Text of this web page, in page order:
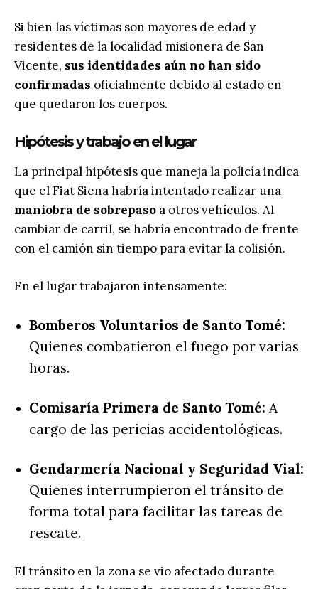
Si bien las víctimas son mayores de edad y
residentes de la localidad misionera de San
Vicente, sus identidades aún no han sido
confirmadas oficialmente debido al estado en
que quedaron los cuerpos.
Hipótesis y trabajo en el lugar
La principal hipótesis que maneja la policía indica
que el Fiat Siena habría intentado realizar una
maniobra de sobrepaso a otros vehículos. Al
cambiar de carril, se habría encontrado de frente
con el camión sin tiempo para evitar la colisión.
En el lugar trabajaron intensamente:
Bomberos Voluntarios de Santo Tomé:
Quienes combatieron el fuego por varias
horas.
Comisaría Primera de Santo Tomé: A
cargo de las pericias accidentológicas.
Gendarmería Nacional y Seguridad Vial:
Quienes interrumpieron el tránsito de
forma total para facilitar las tareas de
rescate.
El tránsito en la zona se vio afectado durante